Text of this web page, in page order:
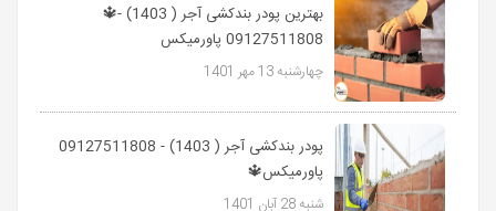
بهترین پودر بندکشی آجر ( 1403) -🔱
09127511808 پاورمیکس
چهارشنبه 13 مهر 1401
پودر بندکشی آجر ( 1403) - 09127511808
پاورمیکس🔱
شنبه 28 آبان 1401